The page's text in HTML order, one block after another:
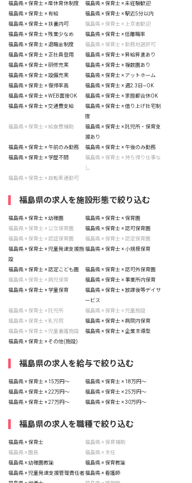
福島県 × 保育士 × 産休育休制度
福島県 × 保育士 × 未経験歓迎
福島県 × 保育士 × 有給
福島県 × 保育士 × 駅近5分以内
福島県 × 保育士 × 扶養内可
福島県 × 保育士 × 上京者歓迎
福島県 × 保育士 × 残業少なめ
福島県 × 保育士 × 低離職率
福島県 × 保育士 × 退職金制度
福島県 × 保育士 × 勤務地選択可
福島県 × 保育士 × 正社員登用
福島県 × 保育士 × 昇給昇進あり
福島県 × 保育士 × 研修充実
福島県 × 保育士 × 複数園あり
福島県 × 保育士 × 設備充実
福島県 × 保育士 × アットホーム
福島県 × 保育士 × 復帰率高
福島県 × 保育士 × 週2.3日~OK
福島県 × 保育士 × WEB面接OK
福島県 × 保育士 × 家庭都合休OK
福島県 × 保育士 × 交通費支給
福島県 × 保育士 × 借り上げ社宅制
度
福島県 × 保育士 × 給食費補助
福島県 × 保育士 × 託児所・保育支
援あり
福島県 × 保育士 × 午前のみ勤務
福島県 × 保育士 × 午後のみ勤務
福島県 × 保育士 × 学歴不問
福島県 × 保育士 × 持ち帰り仕事な
し
福島県 × 保育士 × 自転車通勤可
福島県の求人を施設形態で絞り込む
福島県 × 保育士 × 幼稚園
福島県 × 保育士 × 保育園
福島県 × 保育士 × 公立保育園
福島県 × 保育士 × 認可保育園
福島県 × 保育士 × 認証保育園
福島県 × 保育士 × 認定保育園
福島県 × 保育士 × 児童発達支援施
設
福島県 × 保育士 × 小規模保育
福島県 × 保育士 × 認定こども園
福島県 × 保育士 × 認可外保育園
福島県 × 保育士 × 病児保育
福島県 × 保育士 × 事業所内保育
福島県 × 保育士 × 学童保育
福島県 × 保育士 × 放課後等デイサ
ービス
福島県 × 保育士 × 託児所
福島県 × 保育士 × 児童施設
福島県 × 保育士 × 乳児院
福島県 × 保育士 × 病院内保育
福島県 × 保育士 × 児童養護施設
福島県 × 保育士 × 企業主導型
福島県 × 保育士 × その他(施設)
福島県の求人を給与で絞り込む
福島県 × 保育士 × 15万円〜
福島県 × 保育士 × 18万円〜
福島県 × 保育士 × 22万円〜
福島県 × 保育士 × 25万円〜
福島県 × 保育士 × 27万円〜
福島県 × 保育士 × 30万円〜
福島県の求人を職種で絞り込む
福島県 × 保育士
福島県 × 保育補助
福島県 × 園長
福島県 × 主任
福島県 × 幼稚園教諭
福島県 × 保育教諭
福島県 × 児童発達支援管理責任者福島県 × 看護師